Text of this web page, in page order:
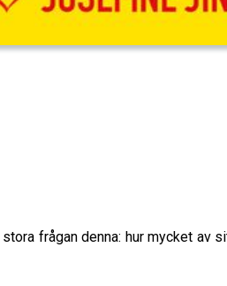
frågan denna: hur mycket av